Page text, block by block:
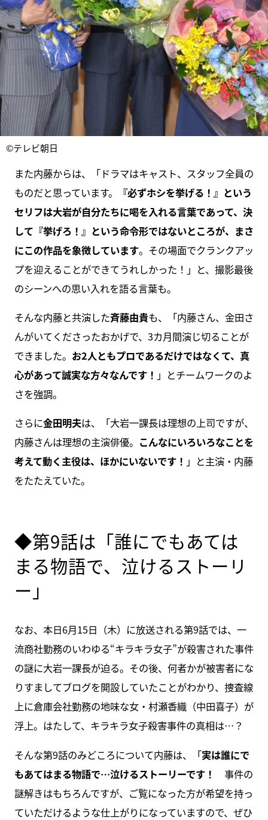
©テレビ朝日
また内藤からは、「ドラマはキャスト、スタッフ全員の
ものだと思っています。
『必ずホシを挙げる！』という
セリフは大岩が自分たちに喝を入れる言葉であって、決
して『挙げろ！』という命令形ではないところが、まさ
にこの作品を象徴しています。その場面でクランクアッ
プを迎えることができてうれしかった！」と、撮影最後
のシーンへの思い入れを語る言葉も。
そんな内藤と共演した斉藤由貴も、「内藤さん、金田さ
んがいてくださったおかげで、3カ月間演じ切ることが
できました。 お2人ともプロであるだけではなくて、真
心があって誠実な方々なんです！ 」とチームワークのよ
さを強調。
さらに金田明夫は、「大岩一課長は理想の上司ですが、
内藤さんは理想の主演俳優。 こんなにいろいろなことを
考えて動く主役は、ほかにいないです！ 」と主演・内藤
をたたえていた。
◆第9話は「誰にでもあては
まる物語で、泣けるストーリ
ー」
なお、本日6月15日（木）に放送される第9話では、一
流商社勤務のいわゆる“キラキラ女子”が殺害された事件
の謎に大岩一課長が迫る。その後、何者かが被害者にな
りすましてブログを開設していたことがわかり、捜査線
上に倉庫会社勤務の地味な女・村瀬香織（中田喜子）が
浮上。はたして、キラキラ女子殺害事件の真相は…？
そんな第9話のみどころについて内藤は、「実は誰にで
もあてはまる物語で…泣けるストーリーです！ 事件の
謎解きはもちろんですが、ご覧になった方が希望を持っ
ていただけるような仕上がりになっていますので、ぜひ